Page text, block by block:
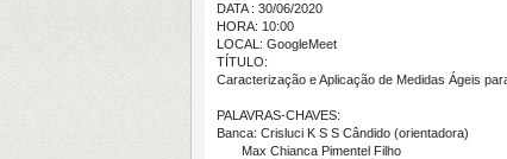
DATA : 30/06/2020
HORA: 10:00
LOCAL: GoogleMeet
TÍTULO:
Caracterização e Aplicação de Medidas Ágeis
PALAVRAS-CHAVES:
Banca: Crisluci K S S Cândido (orientadora)
Max Chianca Pimentel Filho